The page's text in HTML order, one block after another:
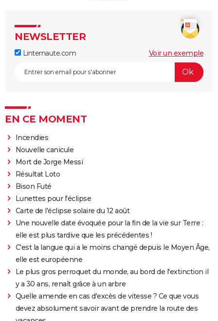
NEWSLETTER
Linternaute.com Voir un exemple
EN CE MOMENT
Incendies
Nouvelle canicule
Mort de Jorge Messi
Résultat Loto
Bison Futé
Lunettes pour l'éclipse
Carte de l'éclipse solaire du 12 août
Une nouvelle date évoquée pour la fin de la vie sur Terre :
elle est plus tardive que les précédentes !
C'est la langue qui a le moins changé depuis le Moyen Âge,
elle est européenne
Le plus gros perroquet du monde, au bord de l'extinction il
y a 30 ans, renaît grâce à un arbre
Quelle amende en cas d'excès de vitesse ? Ce que vous
devez absolument savoir avant de prendre la route des